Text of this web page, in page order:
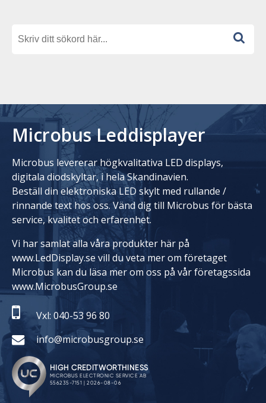
Microbus Leddisplayer
Microbus levererar högkvalitativa LED displays,
digitala diodskyltar, i hela Skandinavien.
Beställ din elektroniska LED skylt med rullande /
rinnande text hos oss. Vänd dig till Microbus för bästa
service, kvalitet och erfarenhet.
Vi har samlat alla våra produkter här på
www.LedDisplay.se vill du veta mer om företaget
Microbus kan du läsa mer om oss på vår företagssida
www.MicrobusGroup.se
Vxl: 040-53 96 80
info@microbusgroup.se